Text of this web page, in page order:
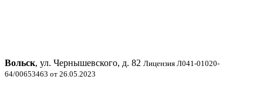
Вольск, ул. Чернышевского, д. 82 Лицензия Л041-01020-
64/00653463 от 26.05.2023